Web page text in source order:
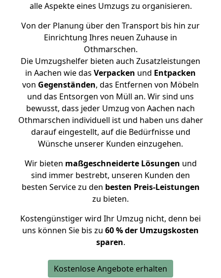
alle Aspekte eines Umzugs zu organisieren.
Von der Planung über den Transport bis hin zur
Einrichtung Ihres neuen Zuhause in
Othmarschen.
Die Umzugshelfer bieten auch Zusatzleistungen
in Aachen wie das Verpacken und Entpacken
von Gegenständen, das Entfernen von Möbeln
und das Entsorgen von Müll an. Wir sind uns
bewusst, dass jeder Umzug von Aachen nach
Othmarschen individuell ist und haben uns daher
darauf eingestellt, auf die Bedürfnisse und
Wünsche unserer Kunden einzugehen.
Wir bieten maßgeschneiderte Lösungen und
sind immer bestrebt, unseren Kunden den
besten Service zu den besten Preis-Leistungen
zu bieten.
Kostengünstiger wird Ihr Umzug nicht, denn bei
uns können Sie bis zu 60 % der Umzugskosten
sparen.
Kostenlose Angebote erhalten